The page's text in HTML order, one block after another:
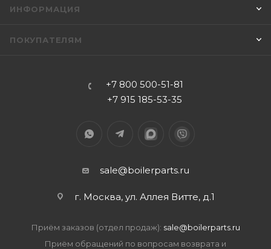
ИНФОРМАЦИЯ
ПОКУПАТЕЛЯМ
+7 800 500-51-81
+7 915 185-53-35
sale@boilerparts.ru
г. Москва, ул. Аллея Витте, д.1
Приём заказов (отдел продаж): sale@boilerparts.ru
Приём обращений по вопросам возврата и